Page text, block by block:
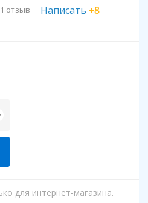
1 отзыв Написать +8
для интернет-магазина.